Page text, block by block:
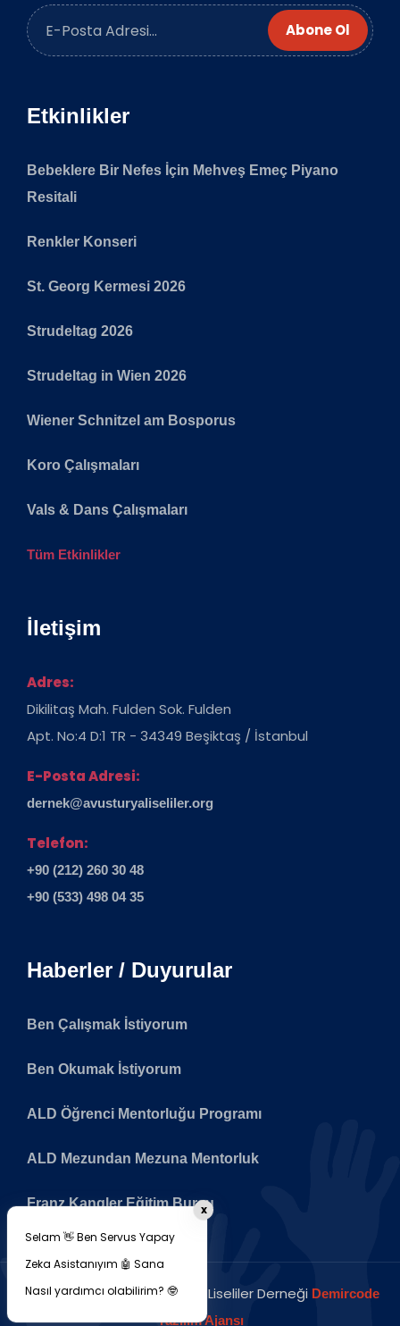
Abone Ol
Etkinlikler
Bebeklere Bir Nefes İçin Mehveş Emeç Piyano
Resitali
Renkler Konseri
St. Georg Kermesi 2026
Strudeltag 2026
Strudeltag in Wien 2026
Wiener Schnitzel am Bosporus
Koro Çalışmaları
Vals & Dans Çalışmaları
Tüm Etkinlikler
İletişim
Adres:
Dikilitaş Mah. Fulden Sok. Fulden
Apt. No:4 D:1 TR - 34349 Beşiktaş / İstanbul
E-Posta Adresi:
dernek@avusturyaliseliler.org
Telefon:
+90 (212) 260 30 48
+90 (533) 498 04 35
Haberler / Duyurular
Ben Çalışmak İstiyorum
Ben Okumak İstiyorum
ALD Öğrenci Mentorluğu Programı
ALD Mezundan Mezuna Mentorluk
Franz Kangler Eğitim Bursu
Copyright © 2026 Avusturya Liseliler Derneği Demircode
Yazılım Ajansı
Selam 👋 Ben Servus Yapay
Zeka Asistanıyım 🤖 Sana
Nasıl yardımcı olabilirim? 🤓
x